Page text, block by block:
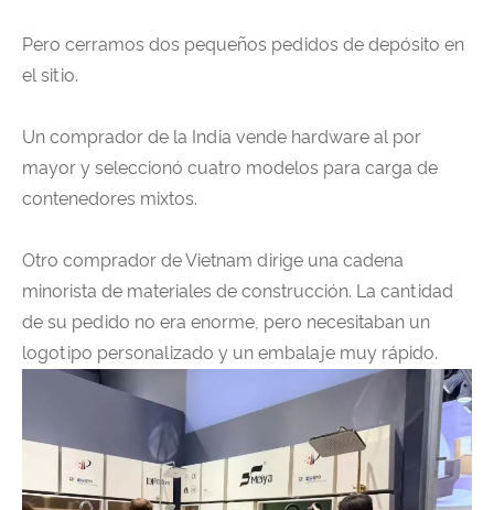
Pero cerramos dos pequeños pedidos de depósito en
el sitio.
Un comprador de la India vende hardware al por
mayor y seleccionó cuatro modelos para carga de
contenedores mixtos.
Otro comprador de Vietnam dirige una cadena
minorista de materiales de construcción. La cantidad
de su pedido no era enorme, pero necesitaban un
logotipo personalizado y un embalaje muy rápido.